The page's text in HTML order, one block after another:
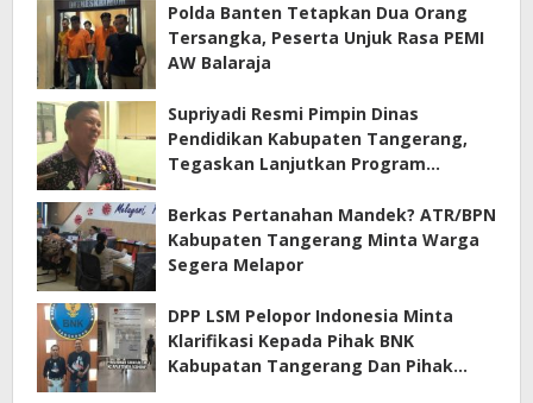
Polda Banten Tetapkan Dua Orang
Tersangka, Peserta Unjuk Rasa PEMI
AW Balaraja
Supriyadi Resmi Pimpin Dinas
Pendidikan Kabupaten Tangerang,
Tegaskan Lanjutkan Program
Berkas Pertanahan Mandek? ATR/BPN
Kabupaten Tangerang Minta Warga
Segera Melapor
DPP LSM Pelopor Indonesia Minta
Klarifikasi Kepada Pihak BNK
Kabupatan Tangerang Dan Pihak